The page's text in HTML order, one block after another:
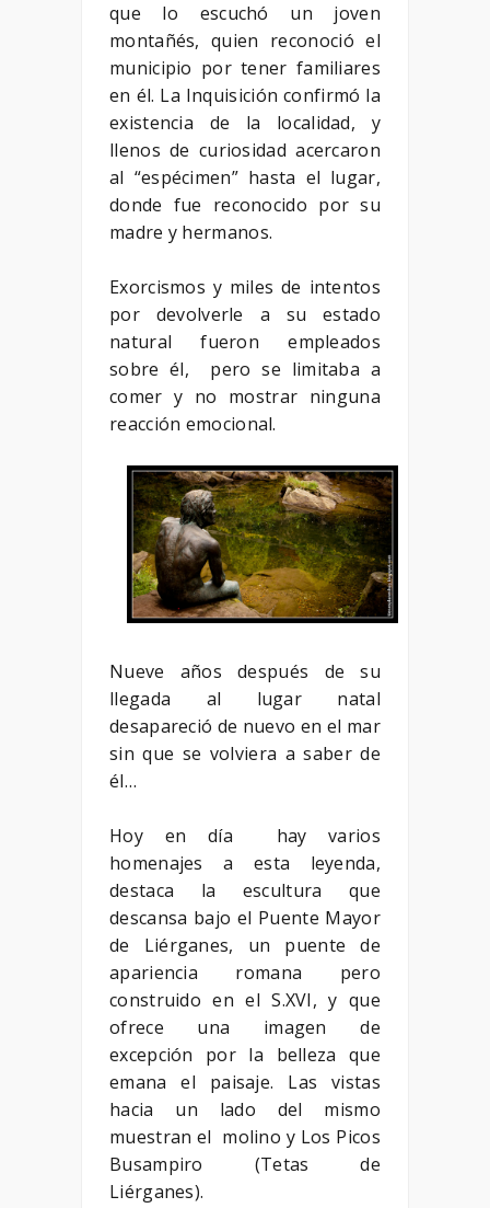
que lo escuchó un joven
montañés, quien reconoció el
municipio por tener familiares
en él. La Inquisición confirmó la
existencia de la localidad, y
llenos de curiosidad acercaron
al “espécimen” hasta el lugar,
donde fue reconocido por su
madre y hermanos.
Exorcismos y miles de intentos
por devolverle a su estado
natural fueron empleados
sobre él, pero se limitaba a
comer y no mostrar ninguna
reacción emocional.
Nueve años después de su
llegada al lugar natal
desapareció de nuevo en el mar
sin que se volviera a saber de
él…
Hoy en día hay varios
homenajes a esta leyenda,
destaca la escultura que
descansa bajo el Puente Mayor
de Liérganes, un puente de
apariencia romana pero
construido en el S.XVI, y que
ofrece una imagen de
excepción por la belleza que
emana el paisaje. Las vistas
hacia un lado del mismo
muestran el molino y Los Picos
Busampiro (Tetas de
Liérganes).